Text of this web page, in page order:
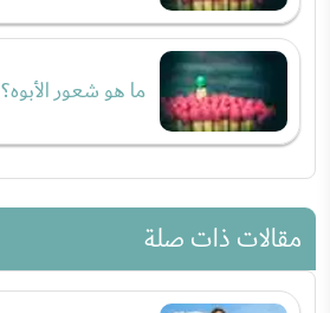
ما هو شعور الأبوه؟
مقالات ذات صلة